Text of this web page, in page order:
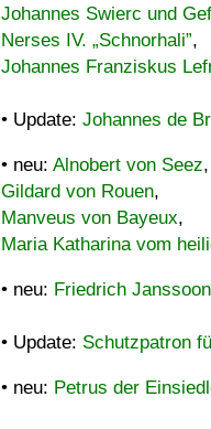
Johannes Swierc und
Nerses IV. „Schnorhali”,
Johannes Franziskus
• Update: Johannes de
• neu: Alnobert von Seez,
Gildard von Rouen,
Manveus von Bayeux,
Maria Katharina vom
• neu: Friedrich
• Update: Schutzpatron
• neu: Petrus der